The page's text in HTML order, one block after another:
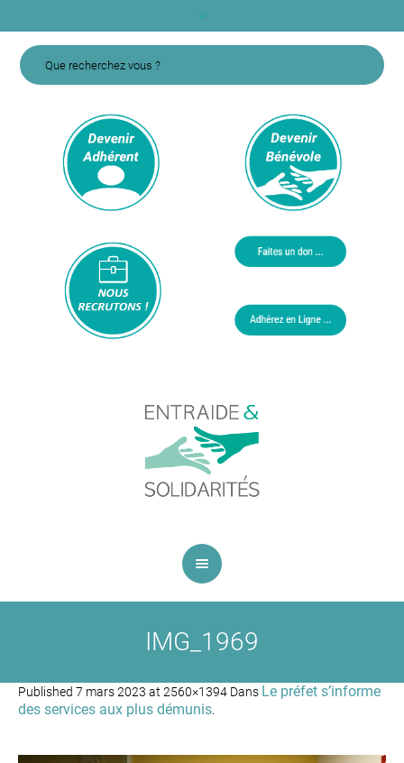
IMG_1969
Published 7 mars 2023 at 2560×1394 Dans Le préfet s’informe
des services aux plus démunis